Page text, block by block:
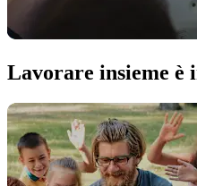
Lavorare insieme è